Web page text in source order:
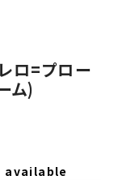
ロ=プロー
ム)